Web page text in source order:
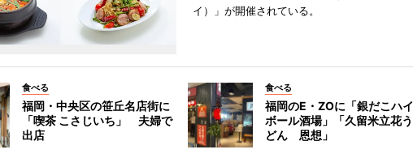
イ）」が開催されている。
食べる
福岡・中央区の笹丘名店街に
「喫茶 こさじいち」 夫婦で
出店
食べる
福岡のE・ZOに「銀だこハイ
ボール酒場」「久留米立花う
どん 恩想」